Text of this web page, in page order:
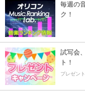
毎週の
ク！
試写会
ト！
プレゼン